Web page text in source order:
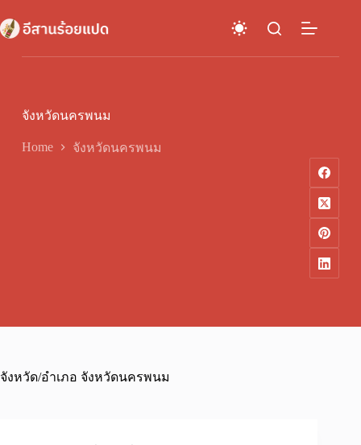
to
content
จังหวัดนครพนม
Home จังหวัดนครพนม
จังหวัด/อำเภอ จังหวัดนครพนม